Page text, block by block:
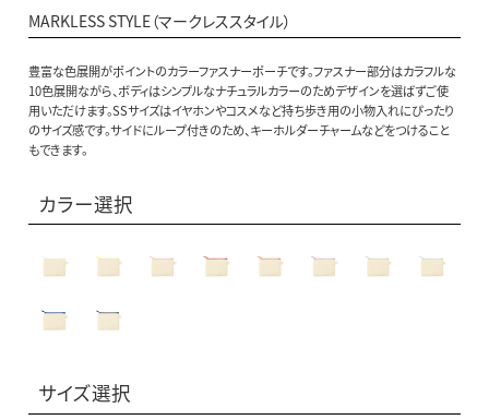
MARKLESS STYLE（マークレススタイル）
豊富な色展開がポイントのカラーファスナーポーチです。ファスナー部分はカラフルな
10色展開ながら、ボディはシンプルなナチュラルカラーのためデザインを選ばずご使
用いただけます。SSサイズはイヤホンやコスメなど持ち歩き用の小物入れにぴったり
のサイズ感です。サイドにループ付きのため、キーホルダーチャームなどをつけること
もできます。
カラー選択
サイズ選択